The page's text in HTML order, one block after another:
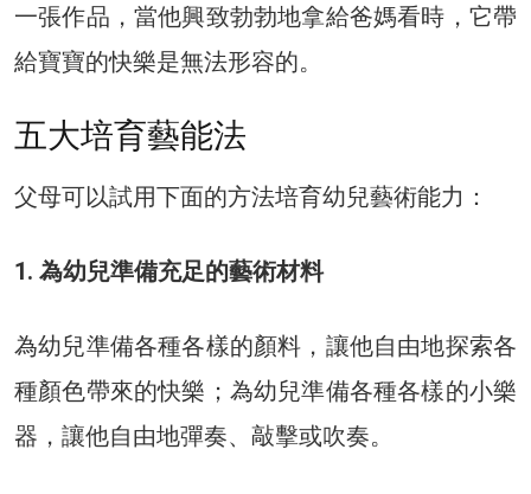
一張作品，當他興致勃勃地拿給爸媽看時，它帶
給寶寶的快樂是無法形容的。
五大培育藝能法
父母可以試用下面的方法培育幼兒藝術能力：
1. 為幼兒準備充足的藝術材料
為幼兒準備各種各樣的顏料，讓他自由地探索各
種顏色帶來的快樂；為幼兒準備各種各樣的小樂
器，讓他自由地彈奏、敲擊或吹奏。